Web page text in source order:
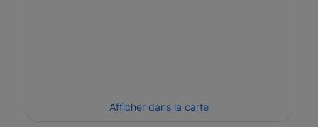
Afficher dans la carte